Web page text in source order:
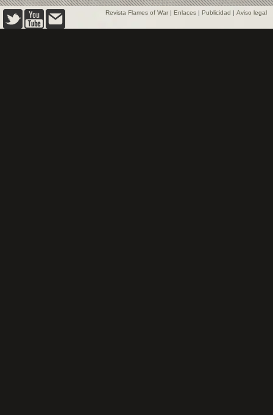
Revista Flames of War | Enlaces | Publicidad | Aviso legal